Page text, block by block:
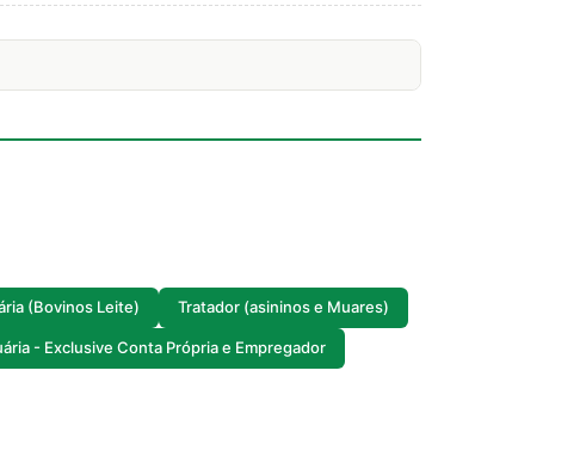
(Bovinos Leite) Tratador (asininos e Muares)
- Exclusive Conta Própria e Empregador